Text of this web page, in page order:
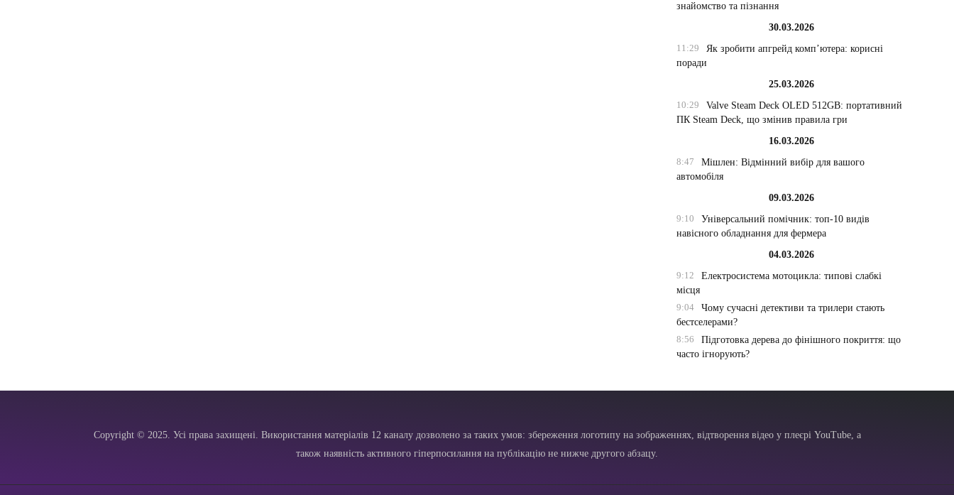
знайомство та пізнання
30.03.2026
11:29
Як зробити апгрейд комп’ютера: корисні
поради
25.03.2026
10:29
Valve Steam Deck OLED 512GB: портативний
ПК Steam Deck, що змінив правила гри
16.03.2026
8:47
Мішлен: Відмінний вибір для вашого
автомобіля
09.03.2026
9:10
Універсальний помічник: топ-10 видів
навісного обладнання для фермера
04.03.2026
9:12
Електросистема мотоцикла: типові слабкі
місця
9:04
Чому сучасні детективи та трилери стають
бестселерами?
8:56
Підготовка дерева до фінішного покриття: що
часто ігнорують?
Copyright © 2025. Усі права захищені. Використання матеріалів 12 каналу дозволено за таких умов: збереження логотипу на зображеннях, відтворення відео у плеєрі YouTube, а
також наявність активного гіперпосилання на публікацію не нижче другого абзацу.